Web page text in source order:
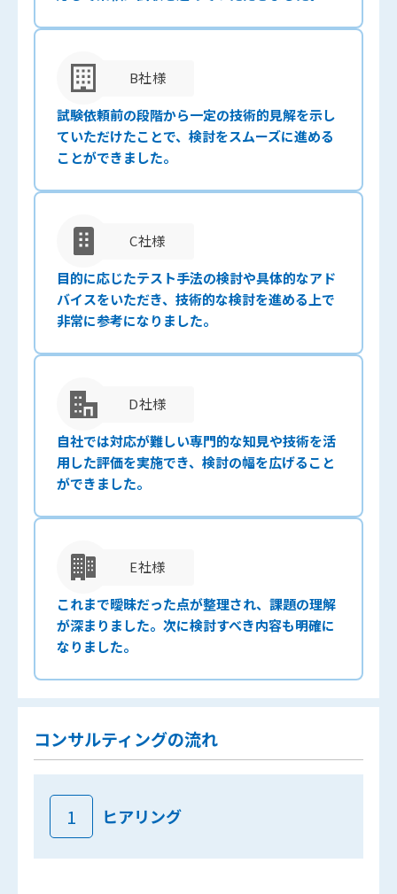
B社様
試験依頼前の段階から一定の技術的見解を示し
ていただけたことで、検討をスムーズに進める
ことができました。
C社様
目的に応じたテスト手法の検討や具体的なアド
バイスをいただき、技術的な検討を進める上で
非常に参考になりました。
D社様
自社では対応が難しい専門的な知見や技術を活
用した評価を実施でき、検討の幅を広げること
ができました。
E社様
これまで曖昧だった点が整理され、課題の理解
が深まりました。次に検討すべき内容も明確に
なりました。
コンサルティングの流れ
1 ヒアリング